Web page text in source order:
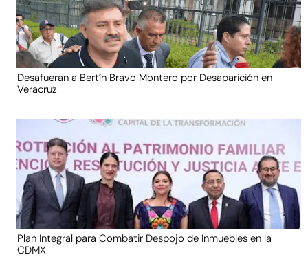
Desafueran a Bertín Bravo Montero por Desaparición en
Veracruz
Plan Integral para Combatir Despojo de Inmuebles en la
CDMX